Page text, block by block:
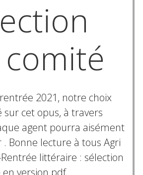
2021, notre choix
sur cet opus, à travers
agent pourra aisément
. Bonne lecture à tous Agri
littéraire : sélection